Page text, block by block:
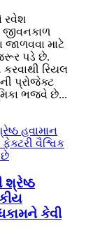
રવેશ
જીવનકાળ
જાળવવા માટે
પડે છે.
રિયલ
પ્રોજેક્ટ
ભજવે છે...
શ્રેષ્ઠ
કેવી